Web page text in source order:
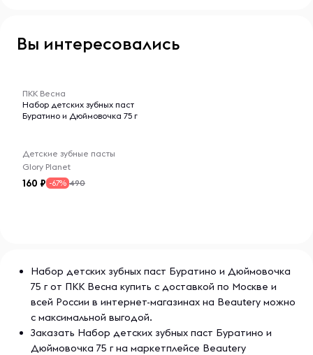
Вы интересовались
ПКК Весна
Набор детских зубных паст
Буратино и Дюймовочка 75 г
Детские зубные пасты
Glory Planet
160 -67% 490
Набор детских зубных паст Буратино и Дюймовочка
75 г от ПКК Весна купить с доставкой по Москве и
всей России в интернет-магазинах на Beautery можно
с максимальной выгодой.
Заказать Набор детских зубных паст Буратино и
Дюймовочка 75 г на маркетплейсе Beautery